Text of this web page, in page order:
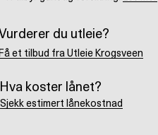
Vurderer du utleie?
Få et tilbud fra Utleie Krogsveen
Hva koster lånet?
Sjekk estimert lånekostnad